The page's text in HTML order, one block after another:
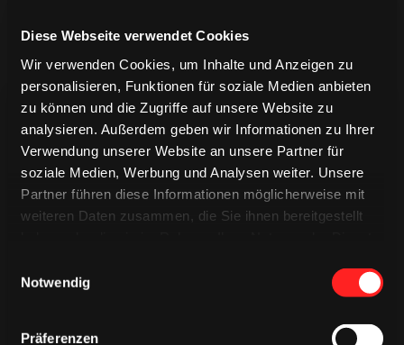
Diese Webseite verwendet Cookies
Wir verwenden Cookies, um Inhalte und Anzeigen zu
personalisieren, Funktionen für soziale Medien anbieten
zu können und die Zugriffe auf unsere Website zu
analysieren. Außerdem geben wir Informationen zu Ihrer
Verwendung unserer Website an unsere Partner für
soziale Medien, Werbung und Analysen weiter. Unsere
Partner führen diese Informationen möglicherweise mit
weiteren Daten zusammen, die Sie ihnen bereitgestellt
Notwendig
Präferenzen
TRIKOTS
TRIKOTS
TRIKOTS